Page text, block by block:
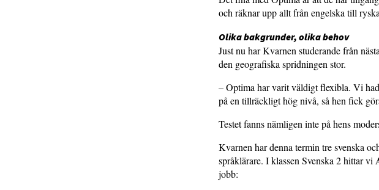
och räknar upp allt från engelska till
Olika bakgrunder, olika behov
Just nu har Kvarnen studerande från
den geografiska spridningen stor.
– Optima har varit väldigt flexibla. Vi
på en tillräckligt hög nivå, så hen fick
Testet fanns nämligen inte på hens
Kvarnen har denna termin tre svenska
språklärare. I klassen Svenska 2 hittar vi
jobb: